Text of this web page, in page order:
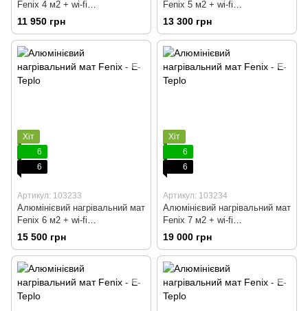
Fenix 4 м2 + wi-fi
терморегулятор
11 950 грн
Fenix 5 м2 + wi-fi
терморегулятор
13 300 грн
Хіт
6
6
Артикул: 103233
Алюмінієвий нагрівальний мат
Fenix 6 м2 + wi-fi
терморегулятор
15 500 грн
Хіт
6
6
Артикул: 103234
Алюмінієвий нагрівальний мат
Fenix 7 м2 + wi-fi
терморегулятор
19 000 грн